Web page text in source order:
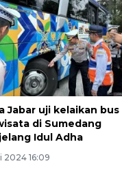
Jabar uji kelaikan bus
di Sumedang
Idul Adha
2024 16:09